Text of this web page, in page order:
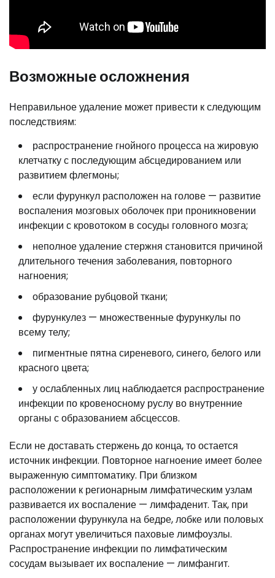
Возможные осложнения
Неправильное удаление может привести к следующим
последствиям:
распространение гнойного процесса на жировую
клетчатку с последующим абсцедированием или
развитием флегмоны;
если фурункул расположен на голове — развитие
воспаления мозговых оболочек при проникновении
инфекции с кровотоком в сосуды головного мозга;
неполное удаление стержня становится причиной
длительного течения заболевания, повторного
нагноения;
образование рубцовой ткани;
фурункулез — множественные фурункулы по
всему телу;
пигментные пятна сиреневого, синего, белого или
красного цвета;
у ослабленных лиц наблюдается распространение
инфекции по кровеносному руслу во внутренние
органы с образованием абсцессов.
Если не доставать стержень до конца, то остается
источник инфекции. Повторное нагноение имеет более
выраженную симптоматику. При близком
расположении к регионарным лимфатическим узлам
развивается их воспаление — лимфаденит. Так, при
расположении фурункула на бедре, лобке или половых
органах могут увеличиться паховые лимфоузлы.
Распространение инфекции по лимфатическим
сосудам вызывает их воспаление — лимфангит.